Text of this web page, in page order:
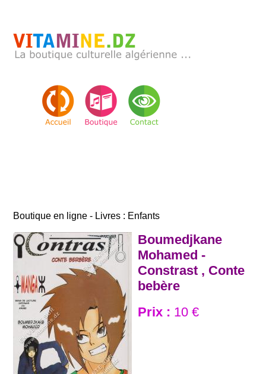
Boutique en ligne - Livres : Enfants
Boumedjkane
Mohamed -
Constrast , Conte
bebère
Prix : 10 €